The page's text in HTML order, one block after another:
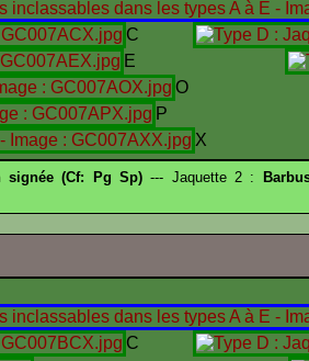
C
E
O
P
X
signée (Cf: Pg Sp) --- Jaquette 2 :
C